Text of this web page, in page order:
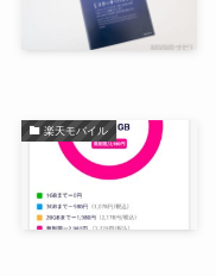
楽天モバイル